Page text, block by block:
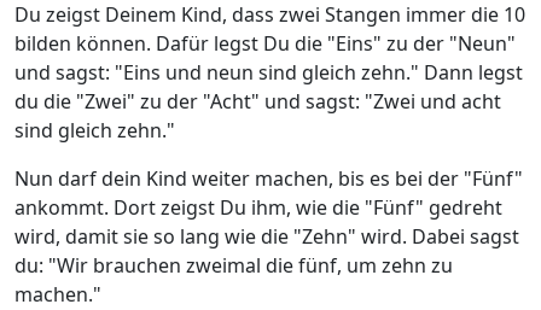
Du zeigst Deinem Kind, dass zwei Stangen immer die 10
bilden können. Dafür legst Du die "Eins" zu der "Neun"
und sagst: "Eins und neun sind gleich zehn." Dann legst
du die "Zwei" zu der "Acht" und sagst: "Zwei und acht
sind gleich zehn."
Nun darf dein Kind weiter machen, bis es bei der "Fünf"
ankommt. Dort zeigst Du ihm, wie die "Fünf" gedreht
wird, damit sie so lang wie die "Zehn" wird. Dabei sagst
du: "Wir brauchen zweimal die fünf, um zehn zu
machen."